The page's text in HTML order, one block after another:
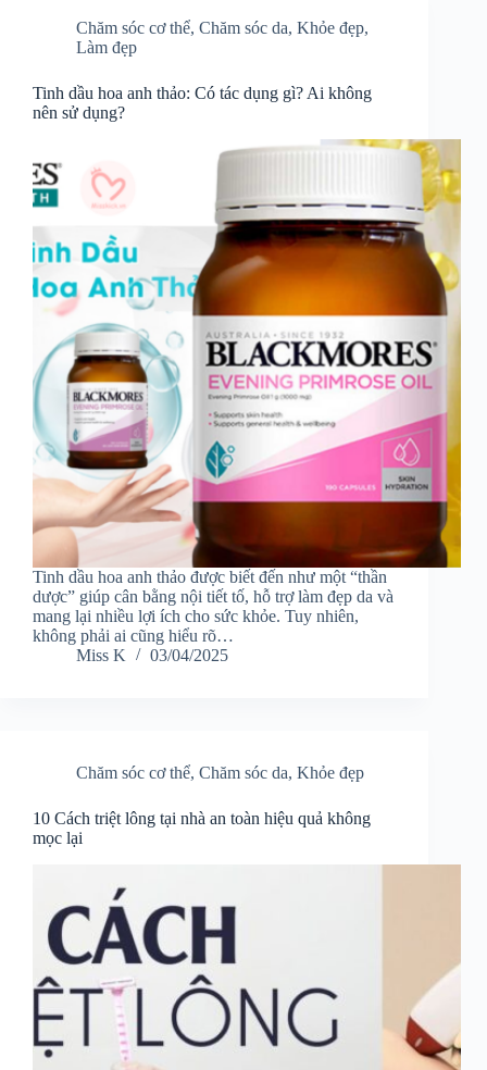
Chăm sóc cơ thể, Chăm sóc da, Khỏe đẹp,
Làm đẹp
Tinh dầu hoa anh thảo: Có tác dụng gì? Ai không
nên sử dụng?
Tinh dầu hoa anh thảo được biết đến như một “thần
dược” giúp cân bằng nội tiết tố, hỗ trợ làm đẹp da và
mang lại nhiều lợi ích cho sức khỏe. Tuy nhiên,
không phải ai cũng hiểu rõ…
Miss K
03/04/2025
Chăm sóc cơ thể, Chăm sóc da, Khỏe đẹp
10 Cách triệt lông tại nhà an toàn hiệu quả không
mọc lại